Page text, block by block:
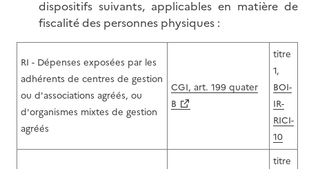
dispositifs suivants, applicables en matière de
fiscalité des personnes physiques :
RI - Dépenses exposées par les
adhérents de centres de gestion
ou d'associations agréés, ou
d'organismes mixtes de gestion
agréés
CGI, art. 199 quater
B
titre
1,
BOI-
IR-
RICI-
10
titre